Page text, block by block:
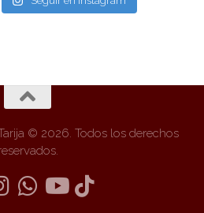
© 2026. Todos los derechos